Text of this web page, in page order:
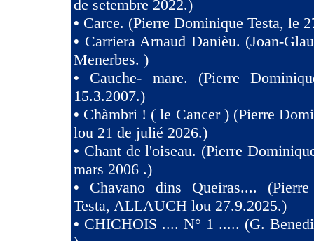
de setembre 2022.)
• Carce. (Pierre Dominique Testa, le
• Carriera Arnaud Danièu. (Joan-
Menerbes. )
• Cauche- mare. (Pierre
15.3.2007.)
• Chàmbri ! ( le Cancer ) (Pierre
lou 21 de julié 2026.)
• Chant de l'oiseau. (Pierre
mars 2006 .)
• Chavano dins Queiras....
Testa, ALLAUCH lou 27.9.2025.)
• CHICHOIS .... N° 1 ..... (G.